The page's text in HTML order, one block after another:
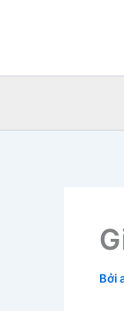
dung
Bởi